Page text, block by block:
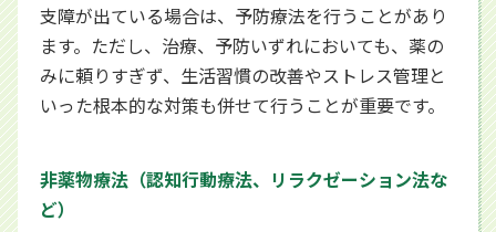
支障が出ている場合は、予防療法を行うことがあり
ます。ただし、治療、予防いずれにおいても、薬の
みに頼りすぎず、生活習慣の改善やストレス管理と
いった根本的な対策も併せて行うことが重要です。
非薬物療法（認知行動療法、リラクゼーション法な
ど）